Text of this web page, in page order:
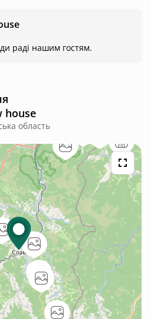
враження :)
раді нашим гостям.
house
область